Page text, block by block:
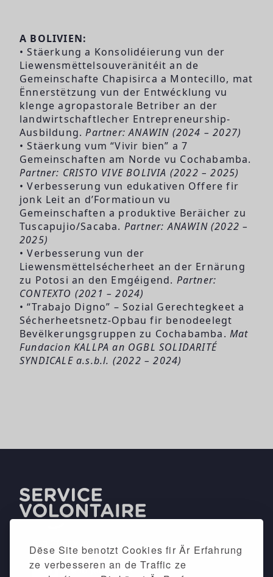
Dëse Site benotzt Cookies fir Är Erfahrung
ze verbesseren an de Traffic ze
A BOLIVIEN:
• Stäerkung a Konsolidéierung vun der
Liewensmëttelsouveränitéit an de
Gemeinschafte Chapisirca a Montecillo, mat
Ënnerstëtzung vun der Entwécklung vu
klenge agropastorale Betriber an der
landwirtschaftlecher Entrepreneurship-
Ausbildung.Partner: ANAWIN (2024 – 2027)
• Stäerkung vum “Vivir bien” a 7
Gemeinschaften am Norde vu Cochabamba.
Partner: CRISTO VIVE BOLIVIA (2022 – 2025)
• Verbesserung vun edukativen Offere fir
jonk Leit an d’Formatioun vu
Gemeinschaften a produktive Beräicher zu
Tuscapujio/Sacaba. Partner: ANAWIN (2022 –
2025)
• Verbesserung vun der
Liewensmëttelsécherheet an der Ernärung
zu Potosi an den Emgéigend. Partner:
CONTEXTO (2021 – 2024)
• “Trabajo Digno” – Sozial Gerechtegkeet a
Sécherheetsnetz-Opbau fir benodeelegt
Bevëlkerungsgruppen zu Cochabamba.Mat
Fundacion KALLPA an OGBL SOLIDARITÉ
SYNDICALE a.s.b.l. (2022 – 2024)